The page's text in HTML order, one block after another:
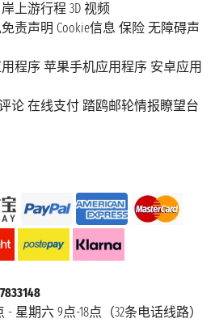
岸上游行程 3D 视频
责声明 Cookie信息 保险 无障碍声
程序 苹果手机应用程序 安卓应用
论 在线支付 踏鸥邮轮情报瞭望台
星期六 9点-18点（32条电话线路）